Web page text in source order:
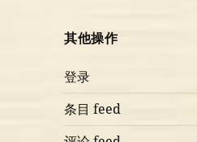
其他操作
登录
条目 feed